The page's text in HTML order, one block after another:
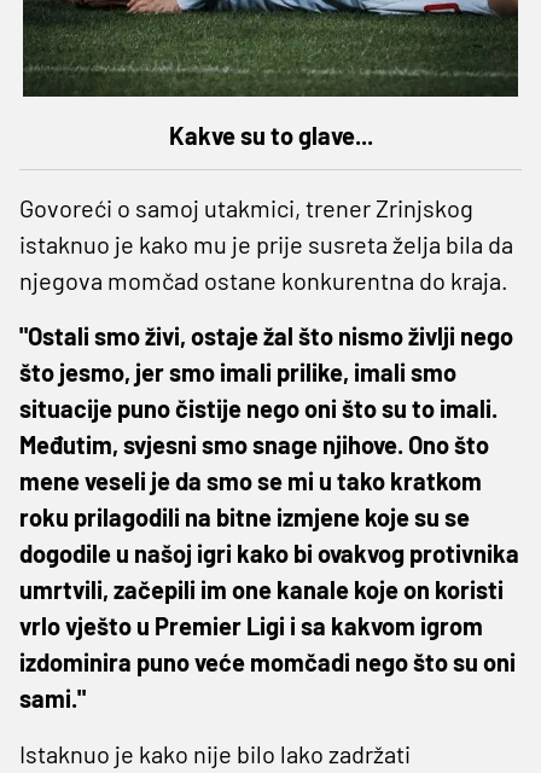
Kakve su to glave...
Govoreći o samoj utakmici, trener Zrinjskog
istaknuo je kako mu je prije susreta želja bila da
njegova momčad ostane konkurentna do kraja.
"Ostali smo živi, ostaje žal što nismo življi nego
što jesmo, jer smo imali prilike, imali smo
situacije puno čistije nego oni što su to imali.
Međutim, svjesni smo snage njihove. Ono što
mene veseli je da smo se mi u tako kratkom
roku prilagodili na bitne izmjene koje su se
dogodile u našoj igri kako bi ovakvog protivnika
umrtvili, začepili im one kanale koje on koristi
vrlo vješto u Premier Ligi i sa kakvom igrom
izdominira puno veće momčadi nego što su oni
sami."
Istaknuo je kako nije bilo lako zadržati